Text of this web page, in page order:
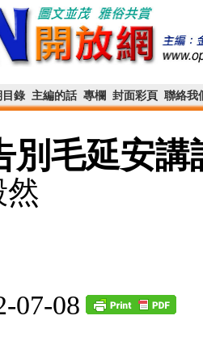
目錄 主編的話 專欄 封面彩頁 聯絡我
別毛延安講
然
07-08